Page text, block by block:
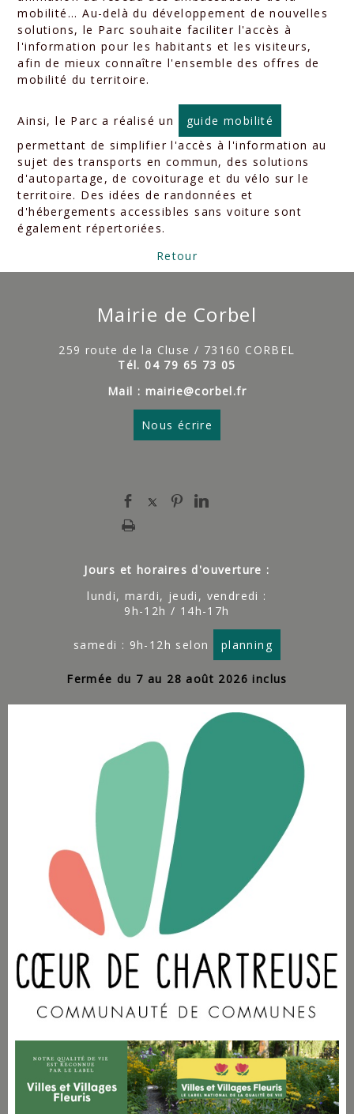
mobilité... Au-delà du développement de nouvelles
solutions, le Parc souhaite faciliter l'accès à
l'information pour les habitants et les visiteurs,
afin de mieux connaître l'ensemble des offres de
mobilité du territoire.
Ainsi, le Parc a réalisé un
guide mobilité
permettant de simplifier l'accès à l'information au
sujet des transports en commun, des solutions
d'autopartage, de covoiturage et du vélo sur le
territoire. Des idées de randonnées et
d'hébergements accessibles sans voiture sont
également répertoriées.
Retour
Mairie de Corbel
259 route de la Cluse / 73160 CORBEL
Tél. 04 79 65 73 05
Mail : mairie@corbel.fr
Nous écrire
Jours et horaires d'ouverture :
lundi, mardi, jeudi, vendredi :
9h-12h / 14h-17h
samedi : 9h-12h selon planning
Fermée du 7 au 28 août 2026 inclus